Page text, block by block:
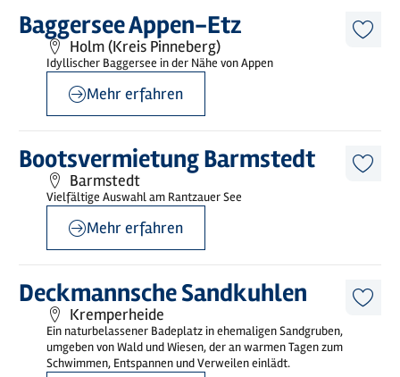
Baggersee Appen-Etz
Holm (Kreis Pinneberg)
Idyllischer Baggersee in der Nähe von Appen
Mehr
erfahren
Mehr erfahren
Bootsvermietung Barmstedt
Barmstedt
Vielfältige Auswahl am Rantzauer See
Mehr
erfahren
Mehr erfahren
Deckmannsche Sandkuhlen
Kremperheide
Ein naturbelassener Badeplatz in ehemaligen Sandgruben,
umgeben von Wald und Wiesen, der an warmen Tagen zum
Schwimmen, Entspannen und Verweilen einlädt.
Mehr
erfahren